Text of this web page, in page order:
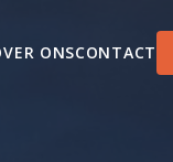
ONSCONTACT